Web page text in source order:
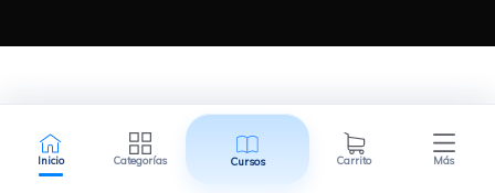
Inicio Categorías Cursos Carrito Más